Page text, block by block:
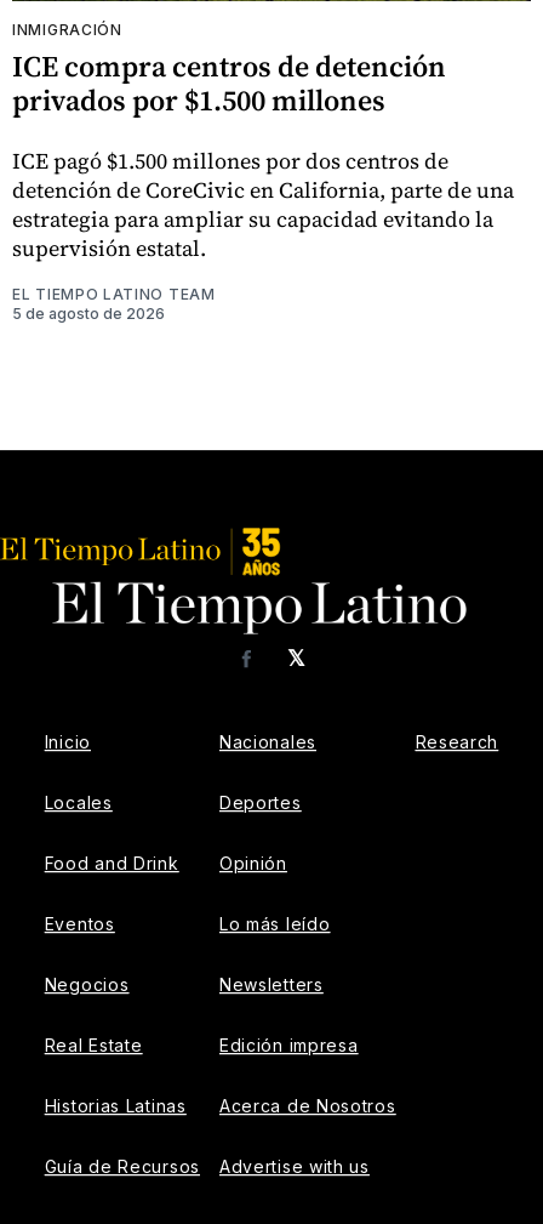
INMIGRACIÓN
ICE compra centros de detención
privados por $1.500 millones
ICE pagó $1.500 millones por dos centros de
detención de CoreCivic en California, parte de una
estrategia para ampliar su capacidad evitando la
supervisión estatal.
EL TIEMPO LATINO TEAM
5 de agosto de 2026
𝕏
Facebook
Inicio
Locales
Food and Drink
Eventos
Negocios
Real Estate
Historias Latinas
Guía de Recursos
Nacionales
Deportes
Opinión
Lo más leído
Newsletters
Edición impresa
Acerca de Nosotros
Advertise with us
Research